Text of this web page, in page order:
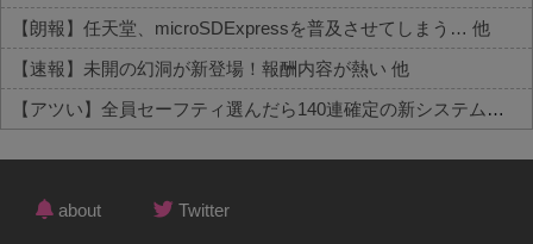
【朗報】任天堂、microSDExpressを普及させてしまう… 他
【速報】未開の幻洞が新登場！報酬内容が熱い 他
【アツい】全員セーフティ選んだら140連確定の新システムが話題 他
Powered by livedoor 相互RSS
about Twitter